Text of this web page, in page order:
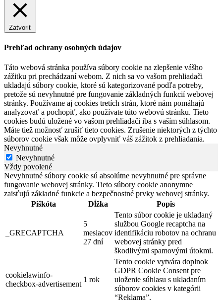
Zatvoriť
Prehľad ochrany osobných údajov
Táto webová stránka používa súbory cookie na zlepšenie vášho
zážitku pri prechádzaní webom. Z nich sa vo vašom prehliadači
ukladajú súbory cookie, ktoré sú kategorizované podľa potreby,
pretože sú nevyhnutné pre fungovanie základných funkcií webovej
stránky. Používame aj cookies tretích strán, ktoré nám pomáhajú
analyzovať a pochopiť, ako používate túto webovú stránku. Tieto
cookies budú uložené vo vašom prehliadači iba s vaším súhlasom.
Máte tiež možnosť zrušiť tieto cookies. Zrušenie niektorých z týchto
súborov cookie však môže ovplyvniť váš zážitok z prehliadania.
Nevyhnutné
Nevyhnutné
Vždy povolené
Nevyhnutné súbory cookie sú absolútne nevyhnutné pre správne
fungovanie webovej stránky. Tieto súbory cookie anonymne
zaisťujú základné funkcie a bezpečnostné prvky webovej stránky.
Piškóta
Dĺžka Popis
_GRECAPTCHA
5
mesiacov
27 dní
Tento súbor cookie je ukladaný
službou Google recaptcha na
identifikáciu robotov na ochranu
webovej stránky pred
škodlivými spamovými útokmi.
cookielawinfo-
checkbox-advertisement
1 rok
Tento cookie vytvára doplnok
GDPR Cookie Consent pre
uloženie súhlasu s ukladaním
súborov cookies v kategórii
“Reklama”.